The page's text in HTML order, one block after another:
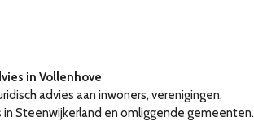
in Vollenhove
advies aan inwoners, verenigingen,
Steenwijkerland en omliggende gemeenten.